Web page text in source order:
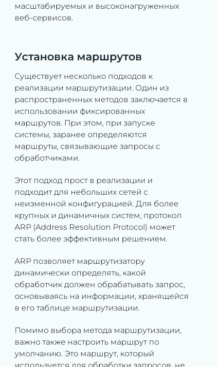
масштабируемых и высоконагруженных
веб-сервисов.
Установка маршрутов
Существует несколько подходов к
реализации маршрутизации. Один из
распространенных методов заключается в
использовании фиксированных
маршрутов. При этом, при запуске
системы, заранее определяются
маршруты, связывающие запросы с
обработчиками.
Этот подход прост в реализации и
подходит для небольших сетей с
неизменной конфигурацией. Для более
крупных и динамичных систем, протокол
ARP (Address Resolution Protocol) может
стать более эффективным решением.
ARP позволяет маршрутизатору
динамически определять, какой
обработчик должен обрабатывать запрос,
основываясь на информации, хранящейся
в его таблице маршрутизации.
Помимо выбора метода маршрутизации,
важно также настроить маршрут по
умолчанию. Это маршрут, который